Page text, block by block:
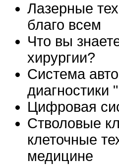
Лазерные
благо всем
Что вы
хирургии?
Система
Цифровая
Стволовые
клеточные
медицине